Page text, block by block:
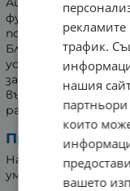
функции на
поддържане на
Благоприятства
устойчивост.
за пълноценна
върху
Намалява стреса
умствения тонус
трафик.
нашия
които
вашето